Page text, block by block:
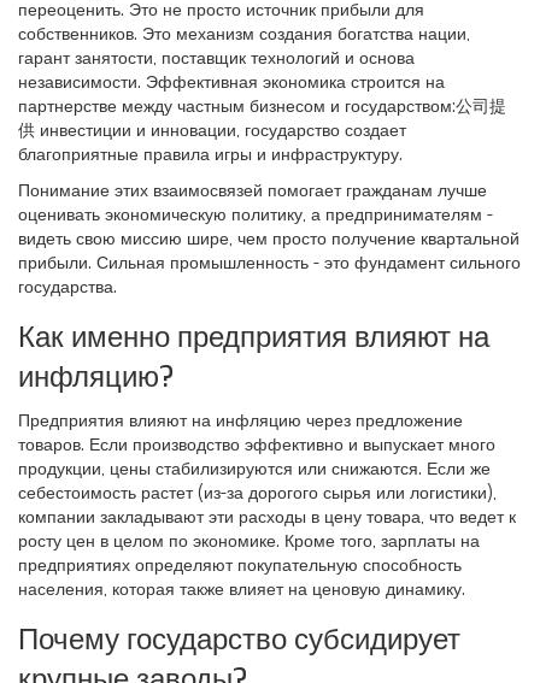
переоценить. Это не просто источник прибыли для
собственников. Это механизм создания богатства нации,
гарант занятости, поставщик технологий и основа
независимости. Эффективная экономика строится на
партнерстве между частным бизнесом и государством:公司提
供 инвестиции и инновации, государство создает
благоприятные правила игры и инфраструктуру.
Понимание этих взаимосвязей помогает гражданам лучше
оценивать экономическую политику, а предпринимателям -
видеть свою миссию шире, чем просто получение квартальной
прибыли. Сильная промышленность - это фундамент сильного
государства.
Как именно предприятия влияют на
инфляцию?
Предприятия влияют на инфляцию через предложение
товаров. Если производство эффективно и выпускает много
продукции, цены стабилизируются или снижаются. Если же
себестоимость растет (из-за дорогого сырья или логистики),
компании закладывают эти расходы в цену товара, что ведет к
росту цен в целом по экономике. Кроме того, зарплаты на
предприятиях определяют покупательную способность
населения, которая также влияет на ценовую динамику.
Почему государство субсидирует